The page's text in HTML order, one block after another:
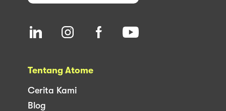
Tentang Atome
Cerita Kami
Blog